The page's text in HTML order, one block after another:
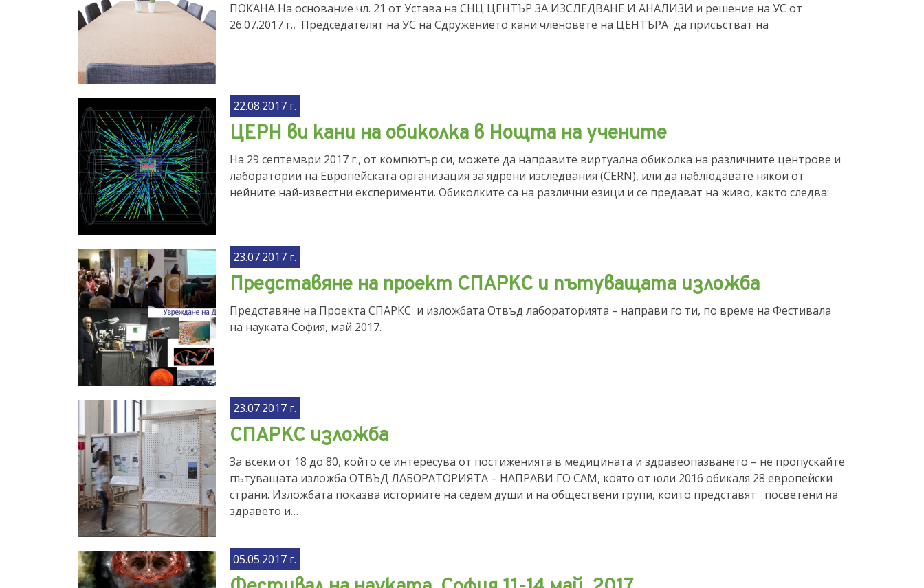
ПОКАНА На основание чл. 21 от Устава на СНЦ ЦЕНТЪР ЗА ИЗСЛЕДВАНЕ И АНАЛИЗИ и решение на УС от
26.07.2017 г., Председателят на УС на Сдружението кани членовете на ЦЕНТЪРА да присъстват на
22.08.2017 г.
ЦЕРН ви кани на обиколка в Нощта на учените
На 29 септември 2017 г., от компютър си, можете да направите виртуална обиколка на различните центрове и
лаборатории на Европейската организация за ядрени изследвания (CERN), или да наблюдавате някои от
нейните най-известни експерименти. Обиколките са на различни езици и се предават на живо, както следва:
23.07.2017 г.
Представяне на проект СПАРКС и пътуващата изложба
Представяне на Проекта СПАРКС и изложбата Отвъд лабораторията – направи го ти, по време на Фестивала
на науката София, май 2017.
23.07.2017 г.
СПАРКС изложба
За всеки от 18 до 80, който се интересува от постиженията в медицината и здравеопазването – не пропускайте
пътуващата изложба ОТВЪД ЛАБОРАТОРИЯТА – НАПРАВИ ГО САМ, която от юли 2016 обикаля 28 европейски
страни. Изложбата показва историите на седем души и на обществени групи, които представят посветени на
здравето и…
05.05.2017 г.